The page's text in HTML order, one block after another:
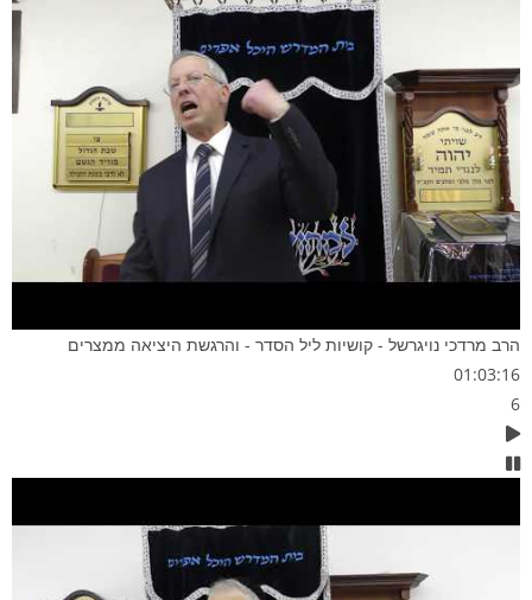
הרב מרדכי נויגרשל - קושיות ליל הסדר - והרגשת היציאה ממצרים
01:03:16
6